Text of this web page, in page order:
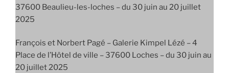
37600 Beaulieu-les-loches – du 30 juin au 20 juillet
2025
François et Norbert Pagé – Galerie Kimpel Lézé – 4
Place de l’Hôtel de ville – 37600 Loches – du 30 juin au
20 juillet 2025